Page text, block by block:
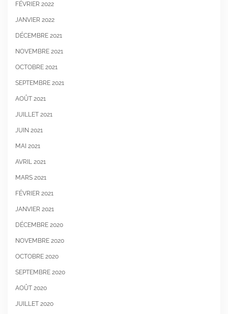
FÉVRIER 2022
JANVIER 2022
DÉCEMBRE 2021
NOVEMBRE 2021
OCTOBRE 2021
SEPTEMBRE 2021
AOÛT 2021
JUILLET 2021
JUIN 2021
MAI 2021
AVRIL 2021
MARS 2021
FÉVRIER 2021
JANVIER 2021
DÉCEMBRE 2020
NOVEMBRE 2020
OCTOBRE 2020
SEPTEMBRE 2020
AOÛT 2020
JUILLET 2020